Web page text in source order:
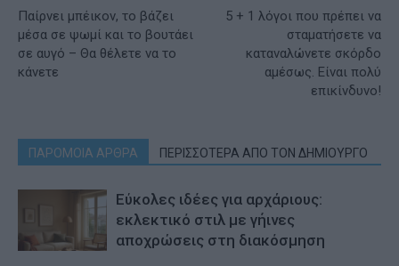
Παίρνει μπέικον, το βάζει
μέσα σε ψωμί και το βουτάει
σε αυγό – Θα θέλετε να το
κάνετε
5 + 1 λόγοι που πρέπει να
σταματήσετε να
καταναλώνετε σκόρδο
αμέσως. Είναι πολύ
επικίνδυνο!
ΠΑΡΟΜΟΙΑ ΑΡΘΡΑ ΠΕΡΙΣΣΟΤΕΡΑ ΑΠΟ ΤΟΝ ΔΗΜΙΟΥΡΓΟ
Εύκολες ιδέες για αρχάριους:
εκλεκτικό στιλ με γήινες
αποχρώσεις στη διακόσμηση